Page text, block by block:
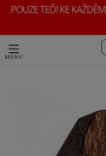
POUZE TEĎ! KE